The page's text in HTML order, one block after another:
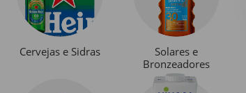
Cervejas e Sidras
Solares e
Bronzeadores